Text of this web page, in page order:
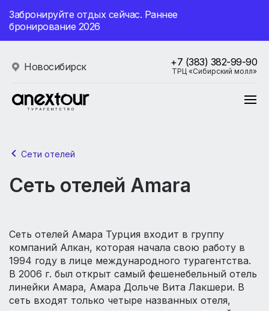
Забронируйте отдых сейчас. Раннее
бронирование 2026
Новосибирск +7 (383) 382-99-90
ТРЦ «Сибирский молл»
Сети отелей
Сеть отелей Amara
Сеть отелей Амара Турция входит в группу
компаний Алкан, которая начала свою работу в
1994 году в лице международного турагентства.
В 2006 г. был открыт самый фешенебельный отель
линейки Амара, Амара Дольче Вита Лакшери. В
сеть входят только четыре названных отеля,